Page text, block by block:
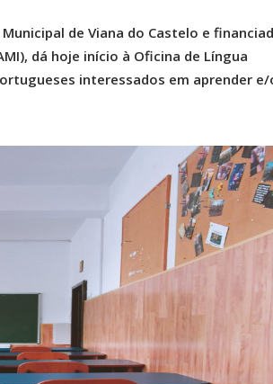
de Viana do Castelo e
dá hoje início à Oficina de Língua
interessados em aprender e/